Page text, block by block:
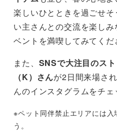
楽しいひとときを過ごせ
い主さんとの交流を楽し
ベントを満喫してみてく
また、 SNSで大注目のス
（K）さんが2日間来場さ
んのインスタグラムをチ
※ペット同伴禁止エリアには
う。